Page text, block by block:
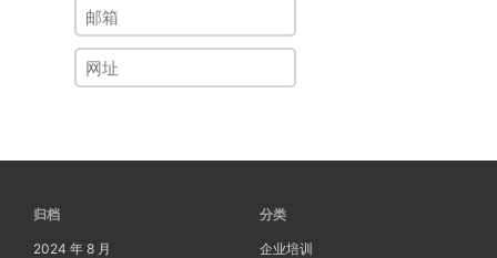
归档
2024 年 8 月
分类
企业培训